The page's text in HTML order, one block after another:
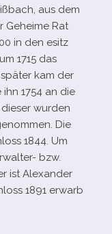
aus dem
Geheime Rat
in den esitz
1715 das
kam der
1754 an die
wur­den
Die
1844. Um
bzw.
ist Alexander
1891 erwarb